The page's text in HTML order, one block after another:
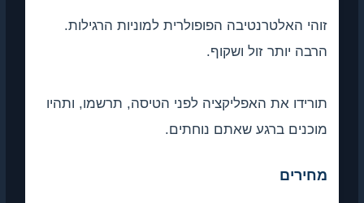
זוהי האלטרנטיבה הפופולרית למוניות הרגילות.
הרבה יותר זול ושקוף.
תורידו את האפליקציה לפני הטיסה, תרשמו, ותהיו
מוכנים ברגע שאתם נוחתים.
מחירים